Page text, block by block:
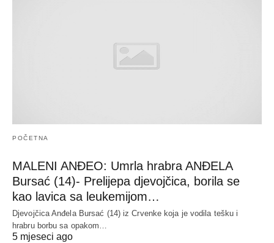
POČETNA
MALENI ANĐEO: Umrla hrabra ANĐELA
Bursać (14)- Prelijepa djevojčica, borila se
kao lavica sa leukemijom…
Djevojčica Anđela Bursać (14) iz Crvenke koja je vodila tešku i
hrabru borbu sa opakom…
5 mjeseci ago